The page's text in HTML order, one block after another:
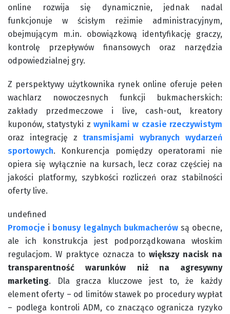
online rozwija się dynamicznie, jednak nadal
funkcjonuje w ścisłym reżimie administracyjnym,
obejmującym m.in. obowiązkową identyfikację graczy,
kontrolę przepływów finansowych oraz narzędzia
odpowiedzialnej gry.
Z perspektywy użytkownika rynek online oferuje pełen
wachlarz nowoczesnych funkcji bukmacherskich:
zakłady przedmeczowe i live, cash-out, kreatory
kuponów, statystyki z wynikami w czasie rzeczywistym
oraz integrację ztransmisjami wybranych wydarzeń
sportowych. Konkurencja pomiędzy operatorami nie
opiera się wyłącznie na kursach, lecz coraz częściej na
jakości platformy, szybkości rozliczeń oraz stabilności
oferty live.
undefined
Promocje i bonusy legalnych bukmacherówsą obecne,
ale ich konstrukcja jest podporządkowana włoskim
regulacjom. W praktyce oznacza to większy nacisk na
transparentność warunków niż na agresywny
marketing. Dla gracza kluczowe jest to, że każdy
element oferty – od limitów stawek po procedury wypłat
– podlega kontroli ADM, co znacząco ogranicza ryzyko